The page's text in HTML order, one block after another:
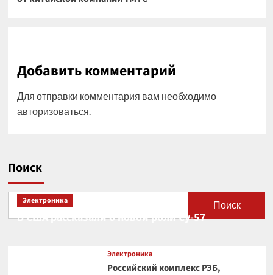
Добавить комментарий
Для отправки комментария вам необходимо
авторизоваться.
Поиск
Поиск
Электроника
В США рассказали о новой роли Су-57
Электроника
Российский комплекс РЭБ,